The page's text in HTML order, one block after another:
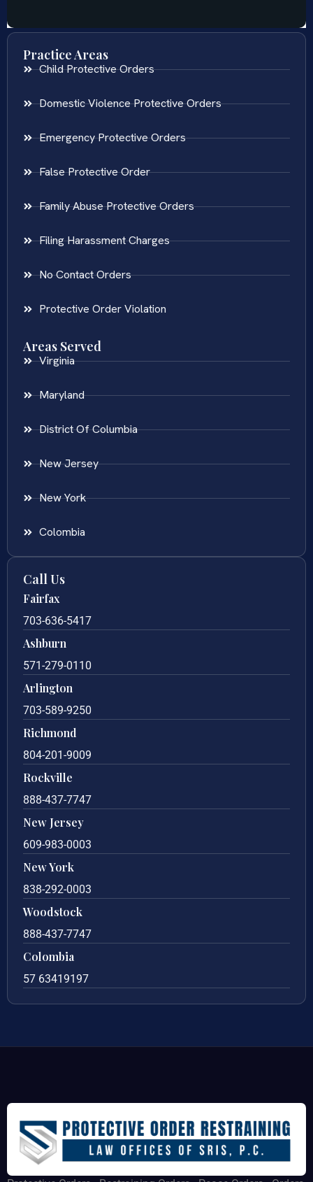
Practice Areas
Child Protective Orders
Domestic Violence Protective Orders
Emergency Protective Orders
False Protective Order
Family Abuse Protective Orders
Filing Harassment Charges
No Contact Orders
Protective Order Violation
Areas Served
Virginia
Maryland
District Of Columbia
New Jersey
New York
Colombia
Call Us
Fairfax
703-636-5417
Ashburn
571-279-0110
Arlington
703-589-9250
Richmond
804-201-9009
Rockville
888-437-7747
New Jersey
609-983-0003
New York
838-292-0003
Woodstock
888-437-7747
Colombia
57 63419197